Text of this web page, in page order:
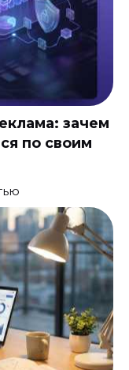
зачем
по своим